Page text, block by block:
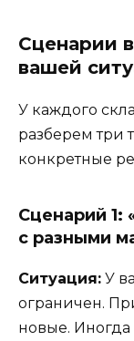
Сценарии
вашей
У каждого
разберем три
конкретные
Сценарий 1:
с разными
Ситуация: У
ограничен.
новые.